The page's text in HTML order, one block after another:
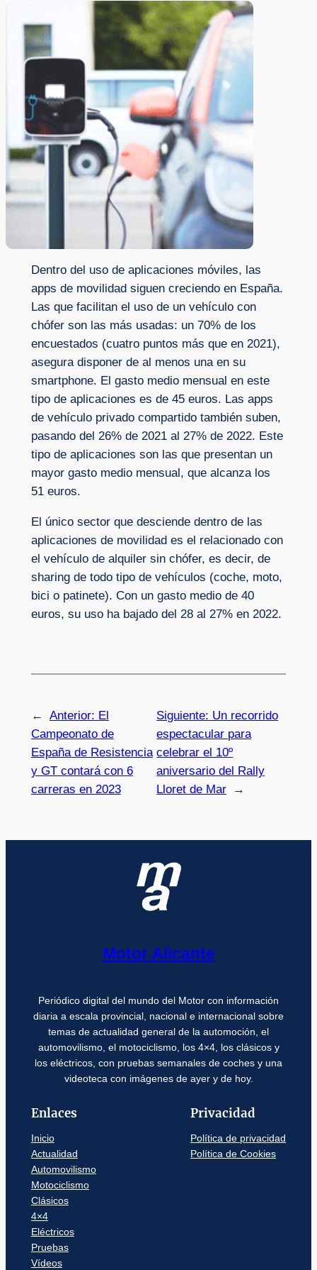
Dentro del uso de aplicaciones móviles, las
apps de movilidad siguen creciendo en España.
Las que facilitan el uso de un vehículo con
chófer son las más usadas: un 70% de los
encuestados (cuatro puntos más que en 2021),
asegura disponer de al menos una en su
smartphone. El gasto medio mensual en este
tipo de aplicaciones es de 45 euros. Las apps
de vehículo privado compartido también suben,
pasando del 26% de 2021 al 27% de 2022. Este
tipo de aplicaciones son las que presentan un
mayor gasto medio mensual, que alcanza los
51 euros.
El único sector que desciende dentro de las
aplicaciones de movilidad es el relacionado con
el vehículo de alquiler sin chófer, es decir, de
sharing de todo tipo de vehículos (coche, moto,
bici o patinete). Con un gasto medio de 40
euros, su uso ha bajado del 28 al 27% en 2022.
← Anterior: El
Campeonato de
España de Resistencia
y GT contará con 6
carreras en 2023
Siguiente: Un recorrido
espectacular para
celebrar el 10º
aniversario del Rally
Lloret de Mar
→
Motor Alicante
Periódico digital del mundo del Motor con información
diaria a escala provincial, nacional e internacional sobre
temas de actualidad general de la automoción, el
automovilismo, el motociclismo, los 4×4, los clásicos y
los eléctricos, con pruebas semanales de coches y una
videoteca con imágenes de ayer y de hoy.
Enlaces
Inicio
Actualidad
Automovilismo
Motociclismo
Clásicos
4×4
Eléctricos
Pruebas
Vídeos
Privacidad
Política de privacidad
Política de Cookies